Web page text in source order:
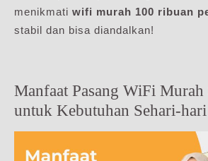
menikmati wifi murah 100 ribuan
stabil dan bisa diandalkan!
Manfaat Pasang WiFi Murah
untuk Kebutuhan Sehari-hari